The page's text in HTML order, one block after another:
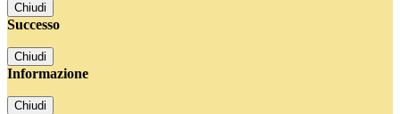
Chiudi
Successo
Chiudi
Informazione
Chiudi